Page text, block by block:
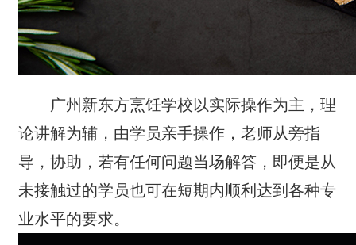
广州新东方烹饪学校以实际操作为主，理
论讲解为辅，由学员亲手操作，老师从旁指
导，协助，若有任何问题当场解答，即便是从
未接触过的学员也可在短期内顺利达到各种专
业水平的要求。